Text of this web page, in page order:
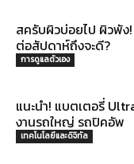
สครับผิวบ่อยไป ผิวพัง
ต่อสัปดาห์ถึงจะดี?
การดูแลตัวเอง
แนะนำ! แบตเตอรี่
งานรถใหญ่ รถปิคอัพ
เทคโนโลยีและดิจิทัล